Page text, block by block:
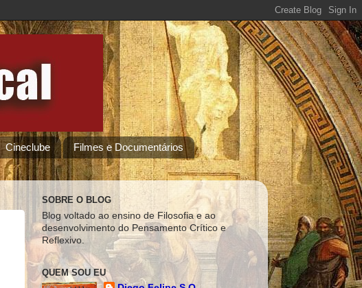
Cineclube
Filmes e Documentários
SOBRE O BLOG
Blog voltado ao ensino de Filosofia e ao
desenvolvimento do Pensamento Crítico e
Reflexivo.
QUEM SOU EU